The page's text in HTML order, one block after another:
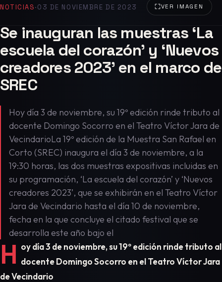
VER IMAGEN
NOTICIAS·03 DE NOVIEMBRE DE 2023
Se inauguran las muestras ‘La
escuela del corazón’ y ‘Nuevos
creadores 2023’ en el marco de
SREC
Hoy día 3 de noviembre, su 19º edición rinde tributo al
docente Domingo Socorro en el Teatro Víctor Jara de
VecindarioLa 19º edición de la Muestra San Rafael en
Corto (SREC) inaugura el día 3 de noviembre, a la
19:30 horas, las dos muestras expositivas incluidas en
su programación, ‘La escuela del corazón’ y ‘Nuevos
creadores 2023’, que se exhibirán en el Teatro Víctor
Jara de Vecindario hasta el día 10 de noviembre,
fecha en la que concluye el citado festival que se
desarrolla este año bajo el
H oy día 3 de noviembre, su 19º edición rinde tributo al
docente Domingo Socorro en el Teatro Víctor Jara
de Vecindario